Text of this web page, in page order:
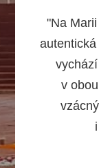
"Na
v